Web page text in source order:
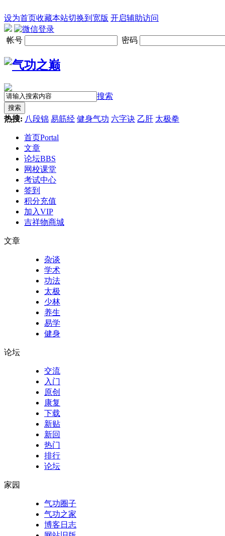
设为首页收藏本站切换到宽版 开启辅助访问
帐号 密码
搜索
搜索
热搜: 八段锦 易筋经 健身气功 六字诀 乙肝 太极拳
首页Portal
文章
论坛BBS
网校课堂
考试中心
签到
积分充值
加入VIP
吉祥物商城
文章
杂谈
学术
功法
太极
少林
养生
易学
健身
论坛
交流
入门
原创
康复
下载
新贴
新回
热门
排行
论坛
家园
气功圈子
气功之家
博客日志